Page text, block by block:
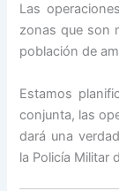
Las
zonas que son
población de
Estamos
conjunta, las
dará una
la Policía Militar